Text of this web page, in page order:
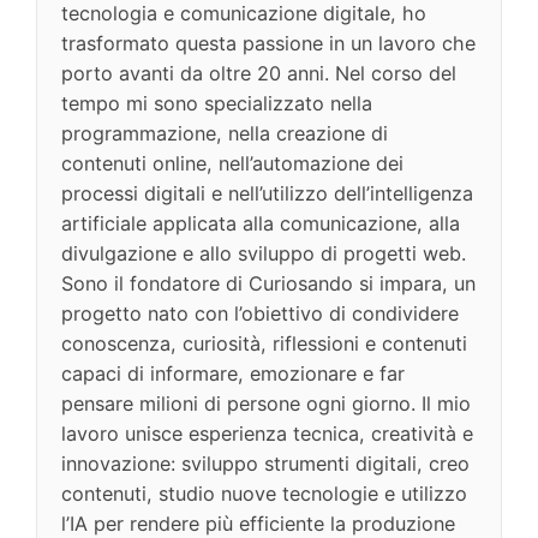
tecnologia e comunicazione digitale, ho
trasformato questa passione in un lavoro che
porto avanti da oltre 20 anni. Nel corso del
tempo mi sono specializzato nella
programmazione, nella creazione di
contenuti online, nell’automazione dei
processi digitali e nell’utilizzo dell’intelligenza
artificiale applicata alla comunicazione, alla
divulgazione e allo sviluppo di progetti web.
Sono il fondatore di Curiosando si impara, un
progetto nato con l’obiettivo di condividere
conoscenza, curiosità, riflessioni e contenuti
capaci di informare, emozionare e far
pensare milioni di persone ogni giorno. Il mio
lavoro unisce esperienza tecnica, creatività e
innovazione: sviluppo strumenti digitali, creo
contenuti, studio nuove tecnologie e utilizzo
l’IA per rendere più efficiente la produzione